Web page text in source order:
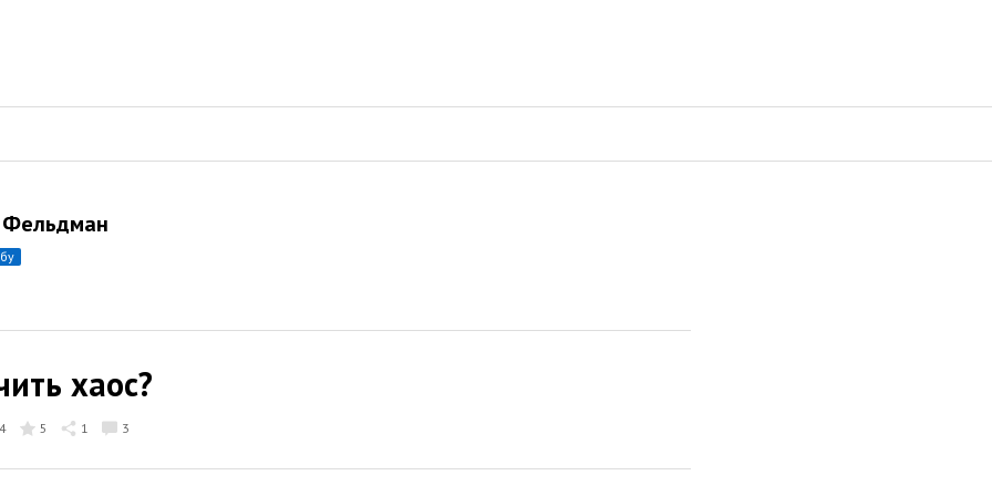
Фельдман
хаос?
5 1 3